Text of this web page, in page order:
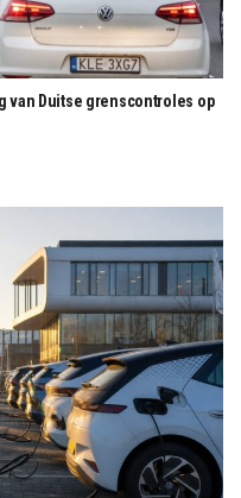
van Duitse grenscontroles op